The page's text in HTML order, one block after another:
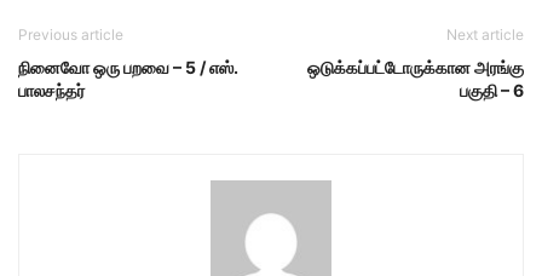
Previous article
நினைவோ ஒரு பறவை – 5 / எஸ்.
பாலசந்தர்
Next article
ஒடுக்கப்பட்டோருக்கான அரங்கு
பகுதி – 6